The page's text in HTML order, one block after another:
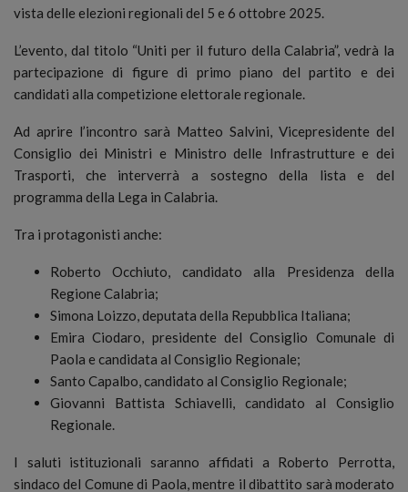
vista delle elezioni regionali del 5 e 6 ottobre 2025.
L’evento, dal titolo “Uniti per il futuro della Calabria”, vedrà la
partecipazione di figure di primo piano del partito e dei
candidati alla competizione elettorale regionale.
Ad aprire l’incontro sarà Matteo Salvini, Vicepresidente del
Consiglio dei Ministri e Ministro delle Infrastrutture e dei
Trasporti, che interverrà a sostegno della lista e del
programma della Lega in Calabria.
Tra i protagonisti anche:
Roberto Occhiuto, candidato alla Presidenza della
Regione Calabria;
Simona Loizzo, deputata della Repubblica Italiana;
Emira Ciodaro, presidente del Consiglio Comunale di
Paola e candidata al Consiglio Regionale;
Santo Capalbo, candidato al Consiglio Regionale;
Giovanni Battista Schiavelli, candidato al Consiglio
Regionale.
I saluti istituzionali saranno affidati a Roberto Perrotta,
sindaco del Comune di Paola, mentre il dibattito sarà moderato